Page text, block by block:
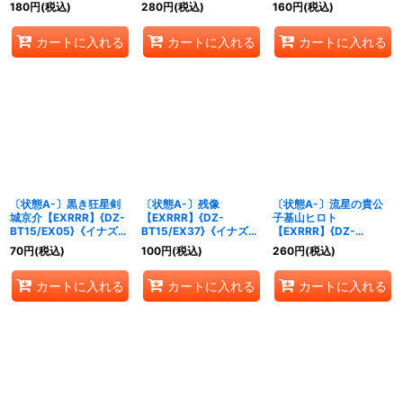
180円(税込)
カートに入れる
280円(税込)
カートに入れる
160円(税込)
カートに入れる
〔状態A-〕黒き狂星剣
城京介【EXRRR】{DZ-
BT15/EX05}《イナズマ
イレブン》
70円(税込)
カートに入れる
〔状態A-〕残像
【EXRRR】{DZ-
BT15/EX37}《イナズマ
イレブン》
100円(税込)
カートに入れる
〔状態A-〕流星の貴公
子基山ヒロト
【EXRRR】{DZ-
BT15/EX04}《イナズマ
イレブン》
260円(税込)
カートに入れる